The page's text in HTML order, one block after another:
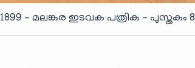
1899 – മലങ്കര ഇടവക പത്രിക – പുസ്തകം 8